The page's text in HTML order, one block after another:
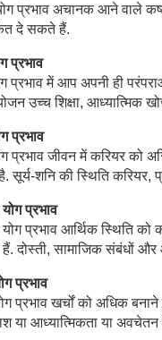
प्रभाव अचानक आने वाले
दे सकते हैं.
प्रभाव
में आप अपनी ही
उच्च शिक्षा, आध्यात्मिक
प्रभाव
प्रभाव जीवन में करियर को
सूर्य-शनि की स्थिति
प्रभाव
प्रभाव आर्थिक स्थिति को
दोस्ती, सामाजिक संबंधों
प्रभाव
प्रभाव खर्चों को अधिक
या आध्यात्मिकता या